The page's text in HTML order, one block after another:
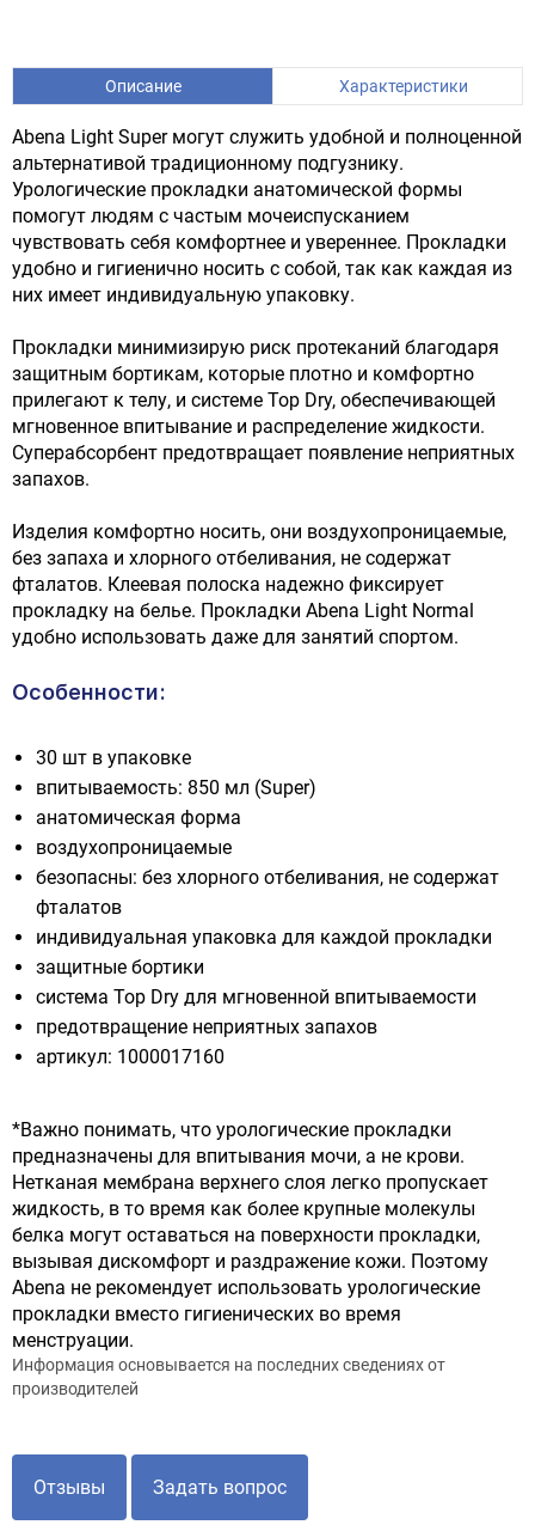
Описание Характеристики
Abena Light Super могут служить удобной и полноценной
альтернативой традиционному подгузнику.
Урологические прокладки анатомической формы
помогут людям с частым мочеиспусканием
чувствовать себя комфортнее и увереннее. Прокладки
удобно и гигиенично носить с собой, так как каждая из
них имеет индивидуальную упаковку.
Прокладки минимизирую риск протеканий благодаря
защитным бортикам, которые плотно и комфортно
прилегают к телу, и системе Top Dry, обеспечивающей
мгновенное впитывание и распределение жидкости.
Суперабсорбент предотвращает появление неприятных
запахов.
Изделия комфортно носить, они воздухопроницаемые,
без запаха и хлорного отбеливания, не содержат
фталатов. Клеевая полоска надежно фиксирует
прокладку на белье. Прокладки Abena Light Normal
удобно использовать даже для занятий спортом.
Особенности:
30 шт в упаковке
впитываемость: 850 мл (Super)
анатомическая форма
воздухопроницаемые
безопасны: без хлорного отбеливания, не содержат
фталатов
индивидуальная упаковка для каждой прокладки
защитные бортики
система Top Dry для мгновенной впитываемости
предотвращение неприятных запахов
артикул: 1000017160
*Важно понимать, что урологические прокладки
предназначены для впитывания мочи, а не крови.
Нетканая мембрана верхнего слоя легко пропускает
жидкость, в то время как более крупные молекулы
белка могут оставаться на поверхности прокладки,
вызывая дискомфорт и раздражение кожи. Поэтому
Abena не рекомендует использовать урологические
прокладки вместо гигиенических во время
менструации.
Информация основывается на последних сведениях от
производителей
Отзывы Задать вопрос